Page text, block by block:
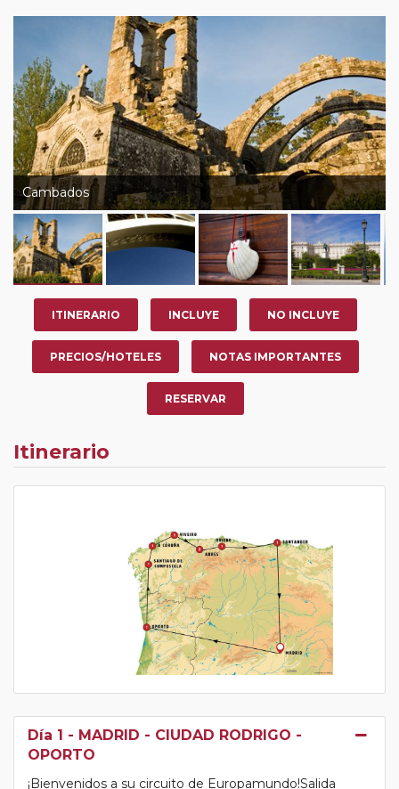
Cambados
ITINERARIO INCLUYE NO INCLUYE
PRECIOS/HOTELES NOTAS IMPORTANTES
RESERVAR
Itinerario
Día 1 - MADRID - CIUDAD RODRIGO -
OPORTO
¡Bienvenidos a su circuito de Europamundo!Salida